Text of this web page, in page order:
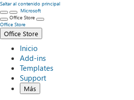
Saltar al contenido principal
Microsoft
Office Store
Office Store
Office Store
Inicio
Add-ins
Templates
Support
Más